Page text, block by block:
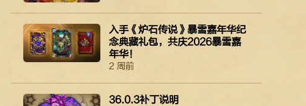
入手《炉石传说》暴雪嘉年华纪
念典藏礼包，共庆2026暴雪嘉
年华！
2 周前
36.0.3补丁说明